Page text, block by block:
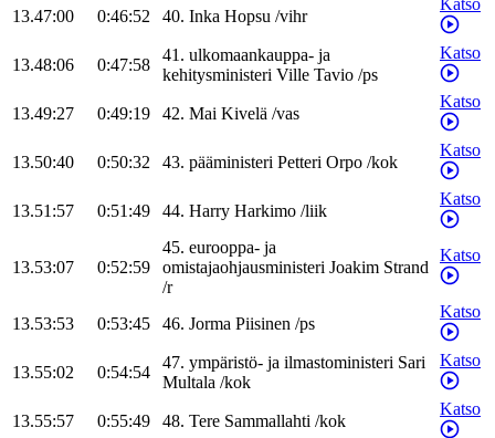
13.47:00 0:46:52 40. Inka Hopsu /vihr
Katso
13.48:06 0:47:58
41. ulkomaankauppa- ja
kehitysministeri Ville Tavio /ps
Katso
13.49:27 0:49:19 42. Mai Kivelä /vas
Katso
13.50:40 0:50:32 43. pääministeri Petteri Orpo /kok
Katso
13.51:57 0:51:49 44. Harry Harkimo /liik
Katso
13.53:07 0:52:59
45. eurooppa- ja
omistajaohjausministeri Joakim Strand
/r
Katso
13.53:53 0:53:45 46. Jorma Piisinen /ps
Katso
13.55:02 0:54:54
47. ympäristö- ja ilmastoministeri Sari
Multala /kok
Katso
13.55:57 0:55:49 48. Tere Sammallahti /kok
Katso